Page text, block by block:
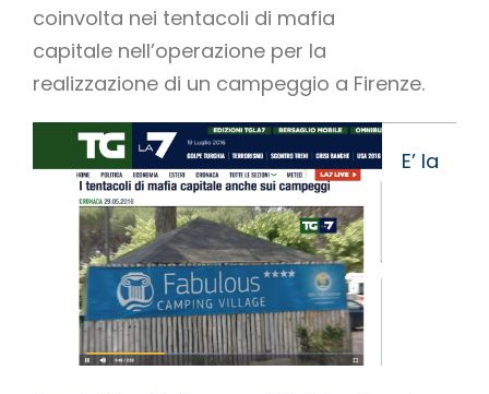
coinvolta nei tentacoli di mafia
capitale nell’operazione per la
realizzazione di un campeggio a Firenze.
E’ la